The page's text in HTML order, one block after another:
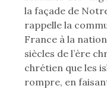
la façade de
rappelle la
France à la
siècles de l’ère
chrétien que les
rompre, en